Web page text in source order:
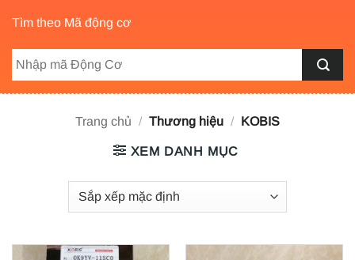
Tìm theo Mã động cơ
Trang chủ / Thương hiệu / KOBIS
XEM DANH MỤC